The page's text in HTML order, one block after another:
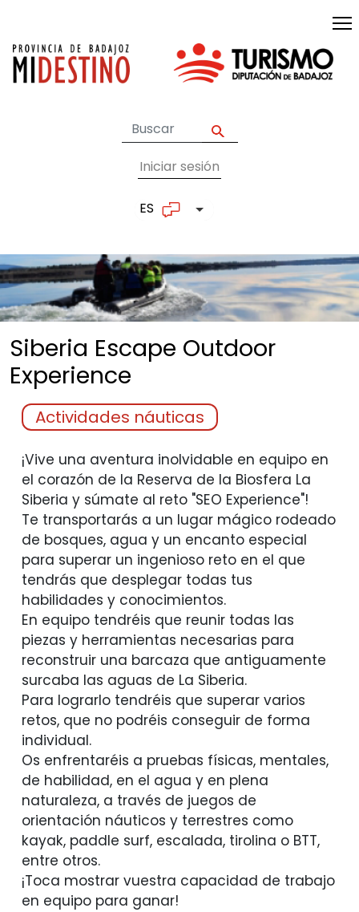
User account
Iniciar sesión
ES Lista adicional de
Siberia Escape Outdoor
Experience
Actividades náuticas
¡Vive una aventura inolvidable en equipo en
el corazón de la Reserva de la Biosfera La
Siberia y súmate al reto "SEO Experience"!
Te transportarás a un lugar mágico rodeado
de bosques, agua y un encanto especial
para superar un ingenioso reto en el que
tendrás que desplegar todas tus
habilidades y conocimientos.
En equipo tendréis que reunir todas las
piezas y herramientas necesarias para
reconstruir una barcaza que antiguamente
surcaba las aguas de La Siberia.
Para lograrlo tendréis que superar varios
retos, que no podréis conseguir de forma
individual.
Os enfrentaréis a pruebas físicas, mentales,
de habilidad, en el agua y en plena
naturaleza, a través de juegos de
orientación náuticos y terrestres como
kayak, paddle surf, escalada, tirolina o BTT,
entre otros.
¡Toca mostrar vuestra capacidad de trabajo
en equipo para ganar!